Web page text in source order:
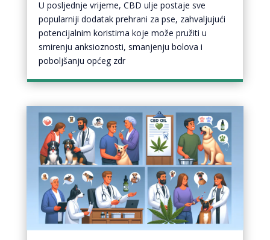
U posljednje vrijeme, CBD ulje postaje sve
popularniji dodatak prehrani za pse, zahvaljujući
potencijalnim koristima koje može pružiti u
smirenju anksioznosti, smanjenju bolova i
poboljšanju općeg zdr